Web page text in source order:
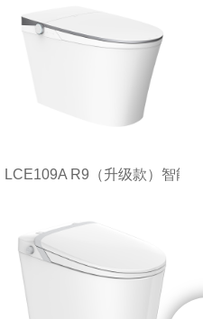
LCE109A R9（升级款）智能